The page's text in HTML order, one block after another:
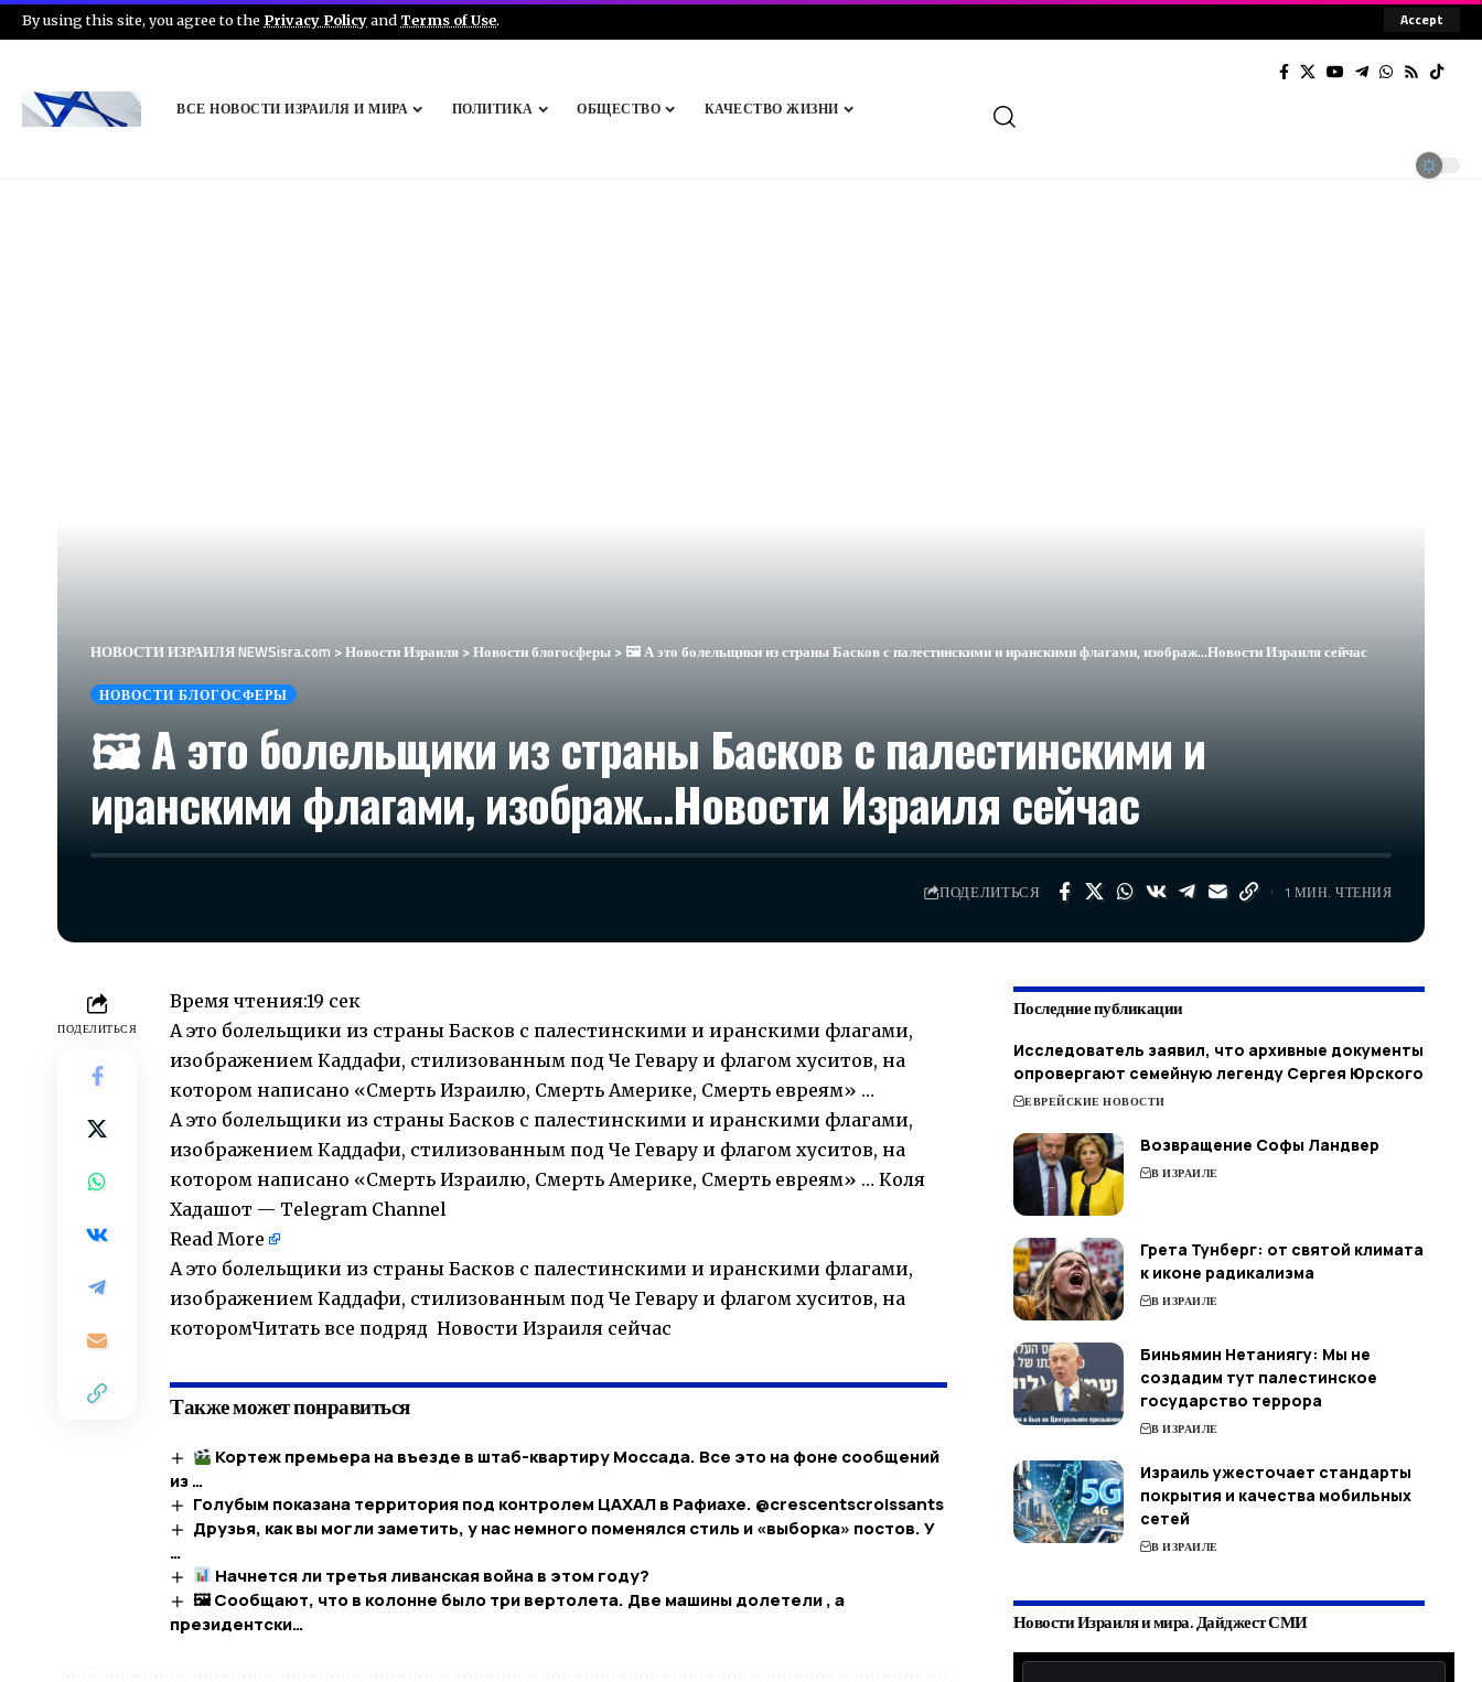
By using this site, you agree to the Privacy Policyand Terms of Use. Accept
ВСЕ НОВОСТИ ИЗРАИЛЯ И МИРА ПОЛИТИКА ОБЩЕСТВО КАЧЕСТВО ЖИЗНИ
НОВОСТИ ИЗРАИЛЯ NEWSisra.com >Новости Израиля >Новости блогосферы >🖼 А это болельщики из страны Басков с палестинскими и иранскими флагами, изображ…​Новости Израиля сейчас
НОВОСТИ БЛОГОСФЕРЫ
🖼 А это болельщики из страны Басков с палестинскими и
иранскими флагами, изображ…​Новости Израиля сейчас
ПОДЕЛИТЬСЯ 1 МИН. ЧТЕНИЯ
ПОДЕЛИТЬСЯ
Время чтения:19 сек
А это болельщики из страны Басков с палестинскими и иранскими флагами,
изображением Каддафи, стилизованным под Че Гевару и флагом хуситов, на
котором написано «Смерть Израилю, Смерть Америке, Смерть евреям» …
А это болельщики из страны Басков с палестинскими и иранскими флагами,
изображением Каддафи, стилизованным под Че Гевару и флагом хуситов, на
котором написано «Смерть Израилю, Смерть Америке, Смерть евреям» … Коля
Хадашот — Telegram Channel
Read More
А это болельщики из страны Басков с палестинскими и иранскими флагами,
изображением Каддафи, стилизованным под Че Гевару и флагом хуситов, на
которомЧитать все подряд Новости Израиля сейчас
Также может понравиться
Кортеж премьера на въезде в штаб-квартиру Моссада. Все это на фоне сообщений
из …
Голубым показана территория под контролем ЦАХАЛ в Рафиахе. @crescentscroissants​
Друзья, как вы могли заметить, у нас немного поменялся стиль и «выборка» постов. У
…
Начнется ли третья ливанская война в этом году?
🖼 Сообщают, что в колонне было три вертолета. Две машины долетели , а
президентски…
Последние публикации
Исследователь заявил, что архивные документы
опровергают семейную легенду Сергея Юрского
ЕВРЕЙСКИЕ НОВОСТИ
Возвращение Софы Ландвер
В ИЗРАИЛЕ
Грета Тунберг: от святой климата
к иконе радикализма
В ИЗРАИЛЕ
Биньямин Нетаниягу: Мы не
создадим тут палестинское
государство террора
В ИЗРАИЛЕ
Израиль ужесточает стандарты
покрытия и качества мобильных
сетей
В ИЗРАИЛЕ
Новости Израиля и мира. Дайджест СМИ